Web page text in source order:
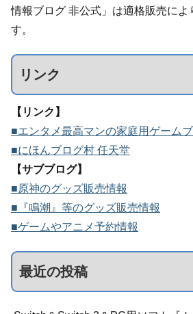
情報ブログ 非公式」は適格販売によ
す。
リンク
【リンク】
■エンタメ最高マンの家庭用ゲーム
■にほんブログ村 任天堂
【サブブログ】
■原神のグッズ販売情報
■『鳴潮』等のグッズ販売情報
■ゲームやアニメ予約情報
最近の投稿